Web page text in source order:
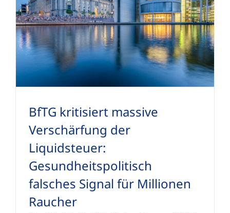
BfTG kritisiert massive
Verschärfung der
Liquidsteuer:
Gesundheitspolitisch
falsches Signal für Millionen
Raucher